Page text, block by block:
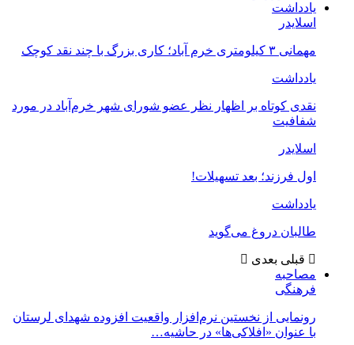
یادداشت
اسلایدر
مهمانی ۳ کیلومتری خرم آباد؛ کاری بزرگ با چند نقد کوچک
یادداشت
نقدی کوتاه بر اظهار نظر عضو شورای شهر خرم‌آباد در مورد
شفافیت
اسلایدر
اول فرزند؛ بعد تسهیلات!
یادداشت
طالبان دروغ می‌گوید
قبلی بعدی
مصاحبه
فرهنگی
رونمایی از نخستین نرم‌افزار واقعیت افزوده شهدای لرستان
با عنوان «افلاکی‌ها» در حاشیه…